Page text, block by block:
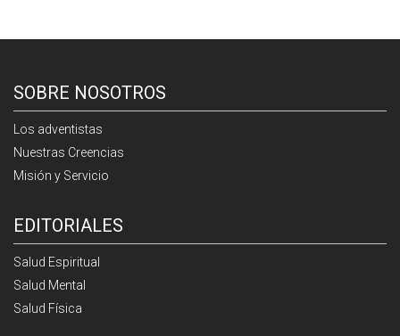
SOBRE NOSOTROS
Los adventistas
Nuestras Creencias
Misión y Servicio
EDITORIALES
Salud Espiritual
Salud Mental
Salud Física